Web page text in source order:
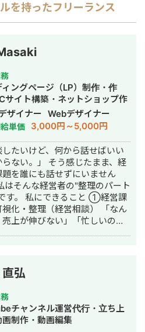
を持ったフリーランス
ィングページ（LP）制作・作
サイト構築・ネットショップ作
SEO対策・SNS運用代行・事
バナー制作・デザイン・ロゴ
ン・作成・動画制作・動画編
活用
ザイナー Webデザイナー
単価 3,000円～5,000円
したいけど、何から話せばいい
らない。」 そう感じたまま、経
題を誰にも話せずにいません
こと ①経営課
視化・整理（経営相談） 「なん
売上が伸びない」「忙しいのに
確にする、それが私の仕事の出
制作（実行支
題が見えたら、次は「動かす」
。バナー広告・SNS画像・名
ンフレット・ショート動画・サ
・アイコン・ヘッダーなど、
弘
チャンネル運営代行・立ち上
画制作・動画編集